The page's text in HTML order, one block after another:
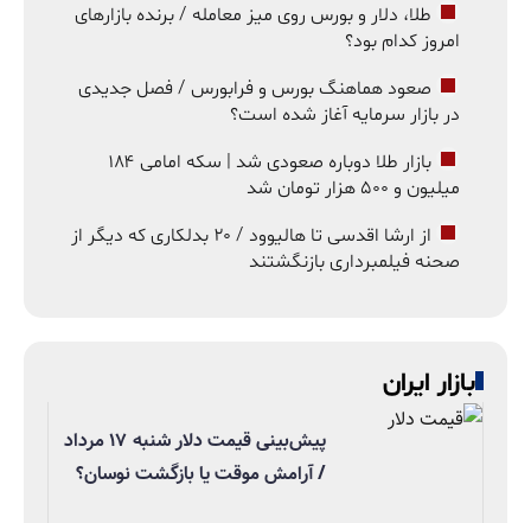
طلا، دلار و بورس روی میز معامله / برنده بازارهای
امروز کدام بود؟
صعود هماهنگ بورس و فرابورس / فصل جدیدی
در بازار سرمایه آغاز شده است؟
بازار طلا دوباره صعودی شد | سکه امامی ۱۸۴
میلیون و ۵۰۰ هزار تومان شد
از ارشا اقدسی تا هالیوود / ۲۰ بدلکاری که دیگر از
صحنه فیلمبرداری بازنگشتند
بازار ایران
پیش‌بینی قیمت دلار شنبه ۱۷ مرداد
/ آرامش موقت یا بازگشت نوسان؟